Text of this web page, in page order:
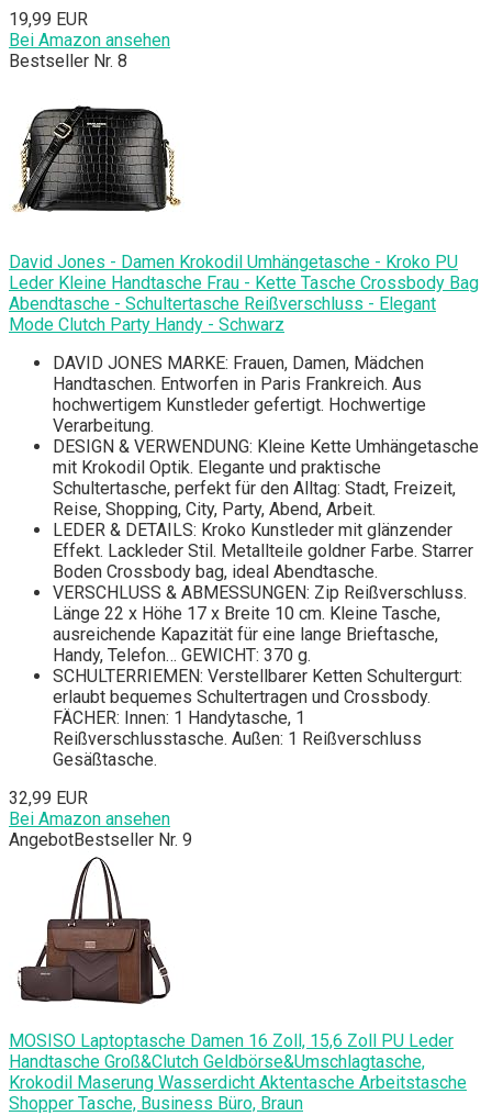
19,99 EUR
Bei Amazon ansehen
Bestseller Nr. 8
David Jones - Damen Krokodil Umhängetasche - Kroko PU
Leder Kleine Handtasche Frau - Kette Tasche Crossbody Bag
Abendtasche - Schultertasche Reißverschluss - Elegant
Mode Clutch Party Handy - Schwarz
DAVID JONES MARKE: Frauen, Damen, Mädchen
Handtaschen. Entworfen in Paris Frankreich. Aus
hochwertigem Kunstleder gefertigt. Hochwertige
Verarbeitung.
DESIGN & VERWENDUNG: Kleine Kette Umhängetasche
mit Krokodil Optik. Elegante und praktische
Schultertasche, perfekt für den Alltag: Stadt, Freizeit,
Reise, Shopping, City, Party, Abend, Arbeit.
LEDER & DETAILS: Kroko Kunstleder mit glänzender
Effekt. Lackleder Stil. Metallteile goldner Farbe. Starrer
Boden Crossbody bag, ideal Abendtasche.
VERSCHLUSS & ABMESSUNGEN: Zip Reißverschluss.
Länge 22 x Höhe 17 x Breite 10 cm. Kleine Tasche,
ausreichende Kapazität für eine lange Brieftasche,
Handy, Telefon… GEWICHT: 370 g.
SCHULTERRIEMEN: Verstellbarer Ketten Schultergurt:
erlaubt bequemes Schultertragen und Crossbody.
FÄCHER: Innen: 1 Handytasche, 1
Reißverschlusstasche. Außen: 1 Reißverschluss
Gesäßtasche.
32,99 EUR
Bei Amazon ansehen
AngebotBestseller Nr. 9
MOSISO Laptoptasche Damen 16 Zoll, 15,6 Zoll PU Leder
Handtasche Groß&Clutch Geldbörse&Umschlagtasche,
Krokodil Maserung Wasserdicht Aktentasche Arbeitstasche
Shopper Tasche, Business Büro, Braun